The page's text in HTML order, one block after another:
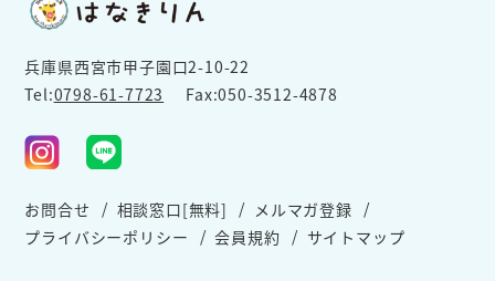
兵庫県西宮市甲子園口2-10-22
Tel:0798-61-7723 Fax:050-3512-4878
お問合せ 相談窓口[無料]
メルマガ登録
プライバシーポリシー
会員規約 サイトマップ